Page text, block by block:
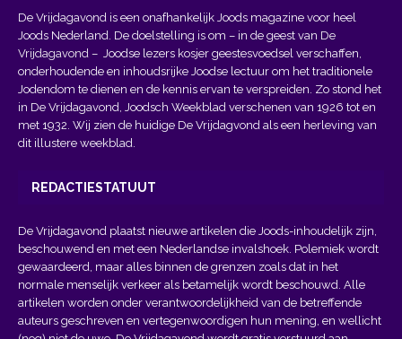
De Vrijdagavond is een onafhankelijk Joods magazine voor heel
Joods Nederland. De doelstelling is om – in de geest van De
Vrijdagavond – Joodse lezers kosjer geestesvoedsel verschaffen,
onderhoudende en inhoudsrijke Joodse lectuur om het traditionele
Jodendom te dienen en de kennis ervan te verspreiden. Zo stond het
in De Vrijdagavond, Joodsch Weekblad verschenen van 1926 tot en
met 1932. Wij zien de huidige De Vrijdagvond als een herleving van
dit illustere weekblad.
REDACTIESTATUUT
De Vrijdagavond plaatst nieuwe artikelen die Joods-inhoudelijk zijn,
beschouwend en met een Nederlandse invalshoek. Polemiek wordt
gewaardeerd, maar alles binnen de grenzen zoals dat in het
normale menselijk verkeer als betamelijk wordt beschouwd. Alle
artikelen worden onder verantwoordelijkheid van de betreffende
auteurs geschreven en vertegenwoordigen hun mening, en wellicht